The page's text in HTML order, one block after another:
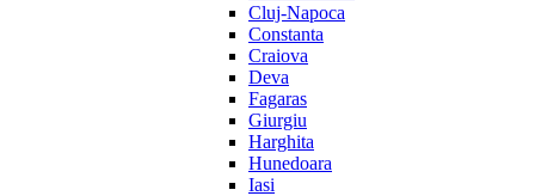
Cluj-Napoca
Constanta
Craiova
Deva
Fagaras
Giurgiu
Harghita
Hunedoara
Iasi